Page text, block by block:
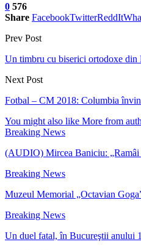
0 576
Share FacebookTwitterReddIt
Prev Post
Un timbru cu biserici ortodoxe din
Next Post
Fotbal – CM 2018: Columbia
You might also like More from
Breaking News
(AUDIO) Mircea Baniciu: „Ramâi
Breaking News
Muzeul Memorial „Octavian
Breaking News
Un duel fatal, în Bucureştii anului